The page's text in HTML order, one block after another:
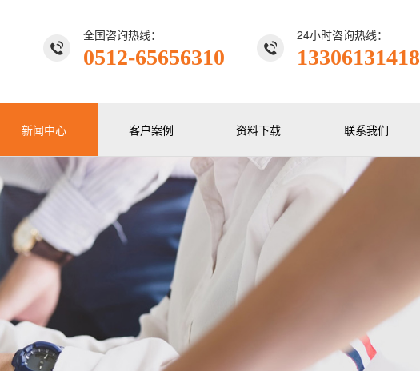
24小时咨询热线：
13306131418
全国咨询热线：
0512-65656310
新闻中心 客户案例 资料下载 联系我们